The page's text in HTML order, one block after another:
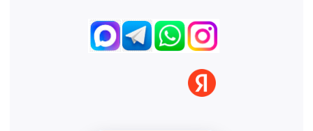
Пенза, Рязань, Саратов, Тольятти, Волгоград, Астрахань,
Владивосток, Ярославль, Ульяновск, Барнаул, Иркутск, Тюмень,
Хабаровск, Новокузнецк, Оренбург, Кемерово, Ижевск, Томск,
Набережные Челны, Липецк Казахстан, Алматы, Астана, Павлодар,